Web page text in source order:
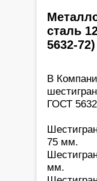
сталь
5632-72)
В
ГОСТ
75 мм.
мм.